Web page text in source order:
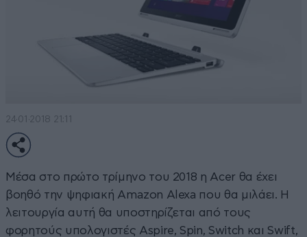
24·01·2018 21:11
Μέσα στο πρώτο τρίμηνο του 2018 η Acer θα έχει
βοηθό την ψηφιακή Amazon Alexa που θα μιλάει. Η
λειτουργία αυτή θα υποστηρίζεται από τους
φορητούς υπολογιστές Aspire, Spin, Switch και Swift,